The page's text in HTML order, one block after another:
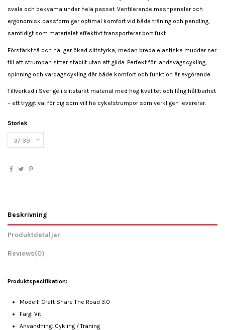
svala och bekväma under hela passet. Ventilerande meshpaneler och
ergonomisk passform ger optimal komfort vid både träning och pendling,
samtidigt som materialet effektivt transporterar bort fukt.
Förstärkt tå och häl ger ökad slitstyrka, medan breda elastiska muddar ser
till att strumpan sitter stabilt utan att glida. Perfekt för landsvägscykling,
spinning och vardagscykling där både komfort och funktion är avgörande.
Tillverkad i Sverige i slitstarkt material med hög kvalitet och lång hållbarhet
– ett tryggt val för dig som vill ha cykelstrumpor som verkligen levererar.
Storlek
Beskrivning
Produktdetaljer
Reviews(0)
Produktspecifikation:
Modell: Craft Share The Road 3.0
Färg: Vit
Användning: Cykling / Träning